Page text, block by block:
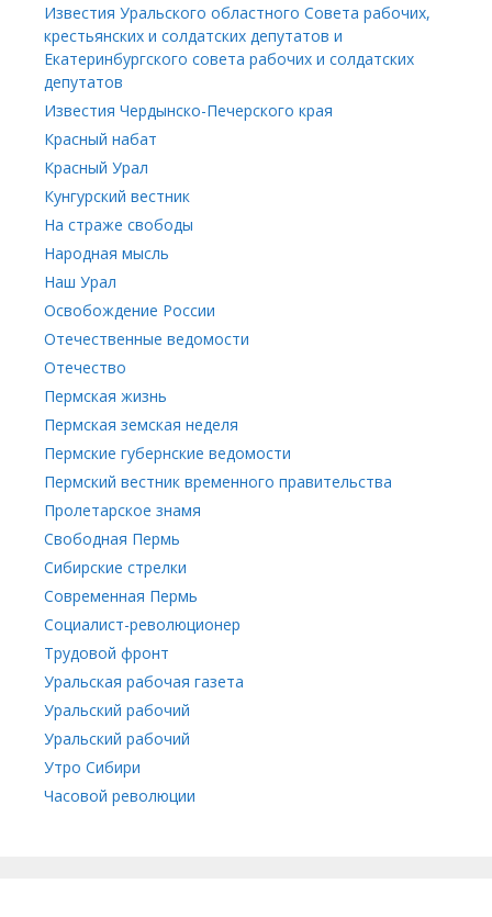
Известия Уральского областного Совета рабочих,
крестьянских и солдатских депутатов и
Екатеринбургского совета рабочих и солдатских
депутатов
Известия Чердынско-Печерского края
Красный набат
Красный Урал
Кунгурский вестник
На страже свободы
Народная мысль
Наш Урал
Освобождение России
Отечественные ведомости
Отечество
Пермская жизнь
Пермская земская неделя
Пермские губернские ведомости
Пермский вестник временного правительства
Пролетарское знамя
Свободная Пермь
Сибирские стрелки
Современная Пермь
Социалист-революционер
Трудовой фронт
Уральская рабочая газета
Уральский рабочий
Уральский рабочий
Утро Сибири
Часовой революции